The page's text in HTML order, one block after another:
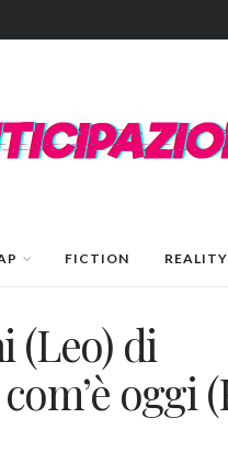
FICTION REALITY
(Leo) di
oggi